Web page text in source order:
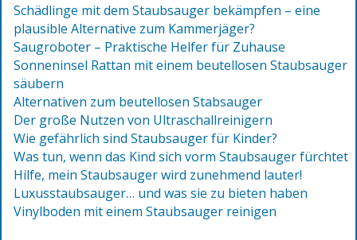
Schädlinge mit dem Staubsauger bekämpfen – eine
plausible Alternative zum Kammerjäger?
Saugroboter – Praktische Helfer für Zuhause
Sonneninsel Rattan mit einem beutellosen Staubsauger
säubern
Alternativen zum beutellosen Stabsauger
Der große Nutzen von Ultraschallreinigern
Wie gefährlich sind Staubsauger für Kinder?
Was tun, wenn das Kind sich vorm Staubsauger fürchtet
Hilfe, mein Staubsauger wird zunehmend lauter!
Luxusstaubsauger… und was sie zu bieten haben
Vinylboden mit einem Staubsauger reinigen